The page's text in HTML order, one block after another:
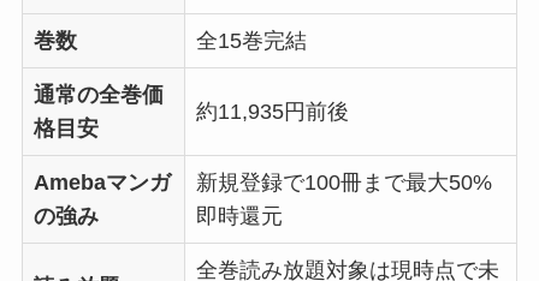
巻数 全15巻完結
通常の全巻価
格目安
約11,935円前後
Amebaマンガ
の強み
新規登録で100冊まで最大50%
即時還元
全巻読み放題対象は現時点で未